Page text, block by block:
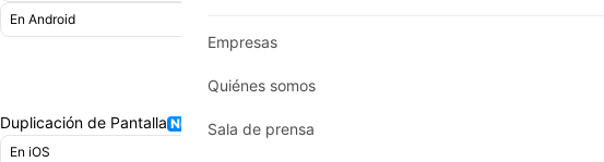
Empresas
Quiénes somos
Sala de prensa
En Android
Duplicación de Pantalla
En iOS